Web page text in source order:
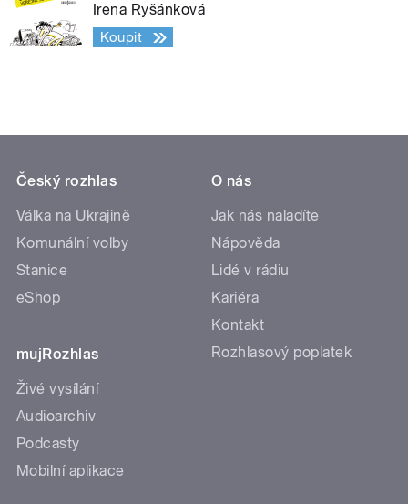
Irena Ryšánková
Koupit
Český rozhlas
Válka na Ukrajině
Komunální volby
Stanice
eShop
mujRozhlas
Živé vysílání
Audioarchiv
Podcasty
Mobilní aplikace
O nás
Jak nás naladíte
Nápověda
Lidé v rádiu
Kariéra
Kontakt
Rozhlasový poplatek